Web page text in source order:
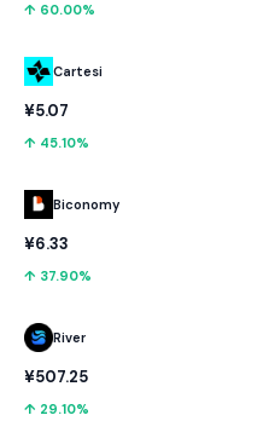
↑ 60.00%
Cartesi
¥5.07
↑ 45.10%
Biconomy
¥6.33
↑ 37.90%
River
¥507.25
↑ 29.10%